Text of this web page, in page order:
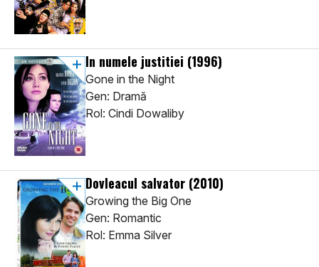
In numele justitiei (1996)
Gone in the Night
Gen: Dramă
Rol: Cindi Dowaliby
Dovleacul salvator (2010)
Growing the Big One
Gen: Romantic
Rol: Emma Silver